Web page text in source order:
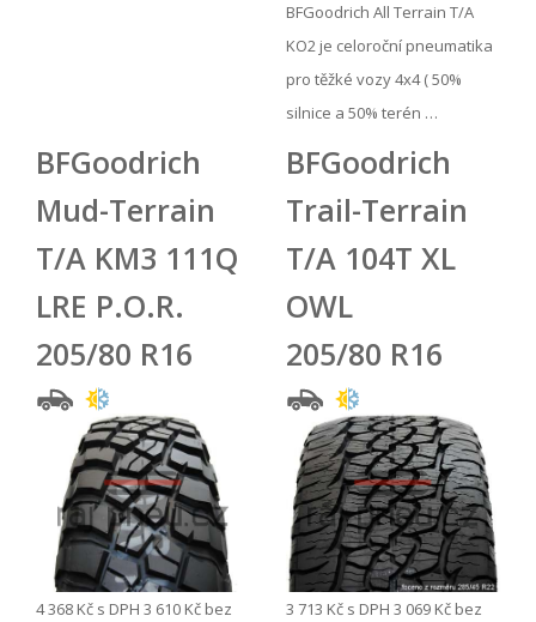
BFGoodrich All Terrain T/A
KO2 je celoroční pneumatika
pro těžké vozy 4x4 ( 50%
silnice a 50% terén …
BFGoodrich
Mud-Terrain
T/A KM3 111Q
LRE P.O.R.
205/80 R16
4 368 Kč s DPH 3 610 Kč bez
BFGoodrich
Trail-Terrain
T/A 104T XL
OWL
205/80 R16
3 713 Kč s DPH 3 069 Kč bez